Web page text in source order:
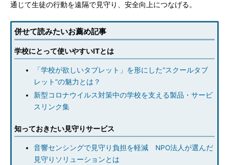
通じて生徒の行動を遠隔で見守り、安全向上につなげる。
併せて読みたいお薦め記事
学校にとって使いやすいITとは
「学校が欲しいタブレット」を形にした“スクールタブ
レット”の魅力とは？
新型コロナウイルス対策中の学校を支える製品・サービ
スリンク集
知っておきたい見守りサービス
音響センシングで見守り負担を軽減 NPO法人が選んだ
見守りソリューションとは